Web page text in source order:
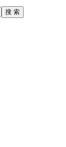
搜 索